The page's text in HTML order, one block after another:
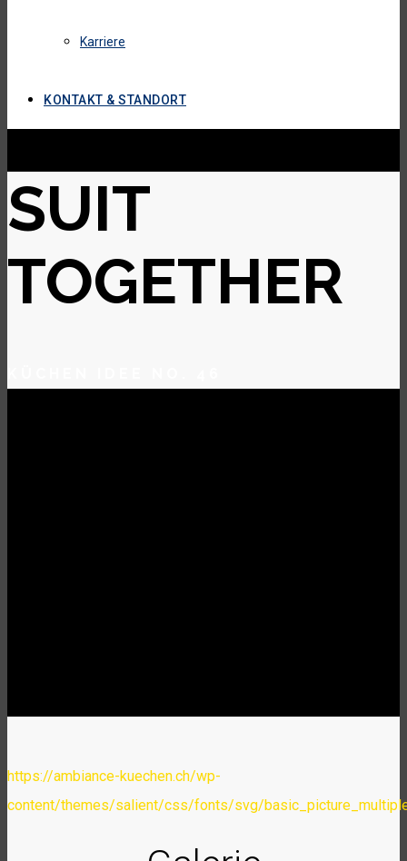
Karriere
KONTAKT & STANDORT
SUIT
TOGETHER
https://ambiance-kuechen.ch/wp-
content/themes/salient/css/fonts/svg/